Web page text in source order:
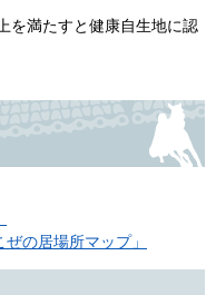
を満たすと健康自生地に認
の居場所マップ」